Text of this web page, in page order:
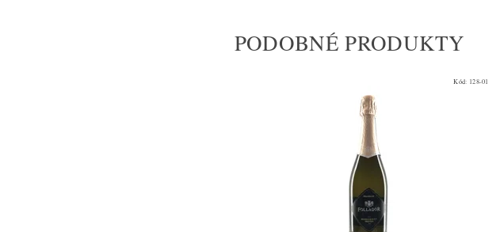
PODOBNÉ PRODUKTY
Kód: 128-01